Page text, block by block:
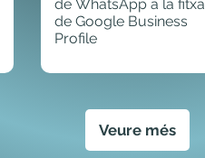
de WhatsApp a la fitxa
de Google Business
Profile
Veure més